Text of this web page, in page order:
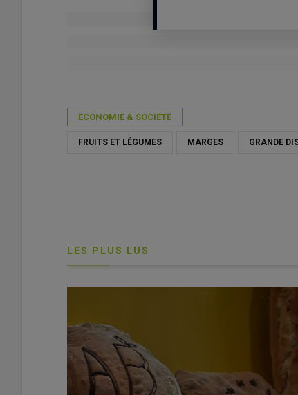
ÉCONOMIE & SOCIÉTÉ
FRUITS ET LÉGUMES MARGES GRANDE
LES PLUS LUS